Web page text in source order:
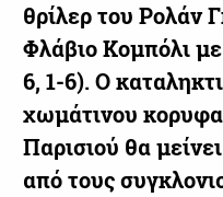
θρίλερ του Ρολάν
Φλάβιο Κομπόλι
6, 1-6). Ο
χωμάτινου
Παρισιού θα
από τους